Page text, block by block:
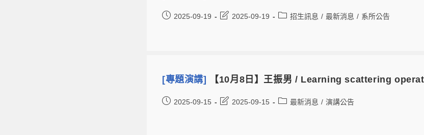
2025-09-19 2025-09-19 招生訊息 / 最新消息 / 系所公告
[專題演講] 【10月8日】王振男 / Learning scattering
2025-09-15 2025-09-15 最新消息 / 演講公告